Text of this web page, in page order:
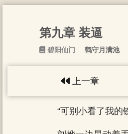
第九章 装逼
碧阳仙门 鹤守月满池
上一章
“可别小看了我的